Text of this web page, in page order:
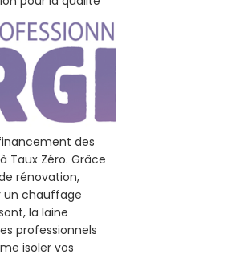
des
Taux Zéro. Grâce
rénovation,
un chauffage
la laine
professionnels
isoler vos